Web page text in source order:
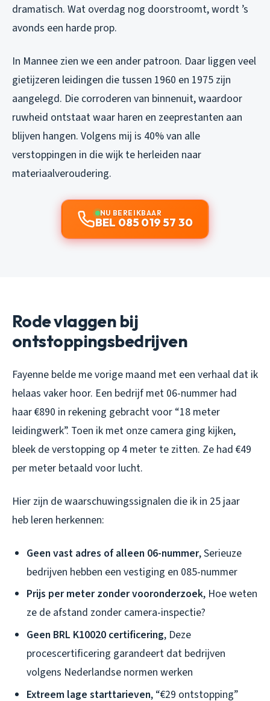
dramatisch. Wat overdag nog doorstroomt, wordt ’s
avonds een harde prop.
In Mannee zien we een ander patroon. Daar liggen veel
gietijzeren leidingen die tussen 1960 en 1975 zijn
aangelegd. Die corroderen van binnenuit, waardoor
ruwheid ontstaat waar haren en zeeprestanten aan
blijven hangen. Volgens mij is 40% van alle
verstoppingen in die wijk te herleiden naar
materiaalveroudering.
NU BEREIKBAAR
BEL 085 019 57 30
Rode vlaggen bij
ontstoppingsbedrijven
Fayenne belde me vorige maand met een verhaal dat ik
helaas vaker hoor. Een bedrijf met 06-nummer had
haar €890 in rekening gebracht voor “18 meter
leidingwerk”. Toen ik met onze camera ging kijken,
bleek de verstopping op 4 meter te zitten. Ze had €49
per meter betaald voor lucht.
Hier zijn de waarschuwingssignalen die ik in 25 jaar
heb leren herkennen:
Geen vast adres of alleen 06-nummer, Serieuze
bedrijven hebben een vestiging en 085-nummer
Prijs per meter zonder vooronderzoek, Hoe weten
ze de afstand zonder camera-inspectie?
Geen BRL K10020 certificering, Deze
procescertificering garandeert dat bedrijven
volgens Nederlandse normen werken
Extreem lage starttarieven, “€29 ontstopping”